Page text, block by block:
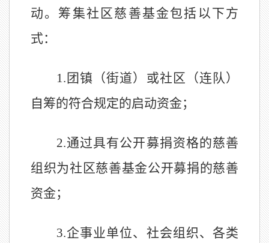
动。 筹集社区慈善基金包括以下方
式：
1. 团 镇 （街道）或社区 （连队）
自筹的符合规定的启动资金；
2.通过具有公开募捐资格的慈善
组织为社区慈善基金公开募捐的慈善
资金；
3.企事业单位、社会组织、各类